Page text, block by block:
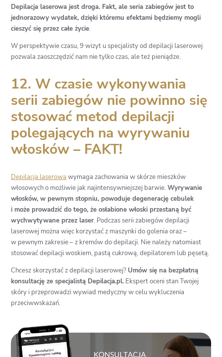
Depilacja laserowa jest droga. Fakt, aleseria zabiegów jest to
jednorazowy wydatek, dzięki któremu efektami będziemy mogli
cieszyć się przez całe życie.
W perspektywie czasu, 9 wizyt u specjalisty od depilacji laserowej
pozwala zaoszczędzić nam nie tylko czas, ale też pieniądze.
12. W czasie wykonywania
serii zabiegów nie powinno się
stosować metod depilacji
polegających na wyrywaniu
włosków – FAKT!
Depilacja laserowa wymaga zachowania w skórze mieszków
włosowych o możliwie jak najintensywniejszej barwie.Wyrywanie
włosków, w pewnym stopniu, powoduje degenerację cebulek
i może prowadzić do tego, że osłabione włoski przestaną być
wychwytywane przez laser. Podczas serii zabiegów depilacji
laserowej można więc korzystać z maszynki do golenia oraz –
w pewnym zakresie – z kremów do depilacji. Nie należy natomiast
stosować depilacji woskiem, pastą cukrową, depilatorem lub pęsetą.
Chcesz skorzystać z depilacji laserowej? Umów się na bezpłatną
konsultację ze specjalistą Depilacja.pl. Ekspert oceni stan Twojej
skóry i przeprowadzi wywiad medyczny w celu wykluczenia
przeciwwskazań.